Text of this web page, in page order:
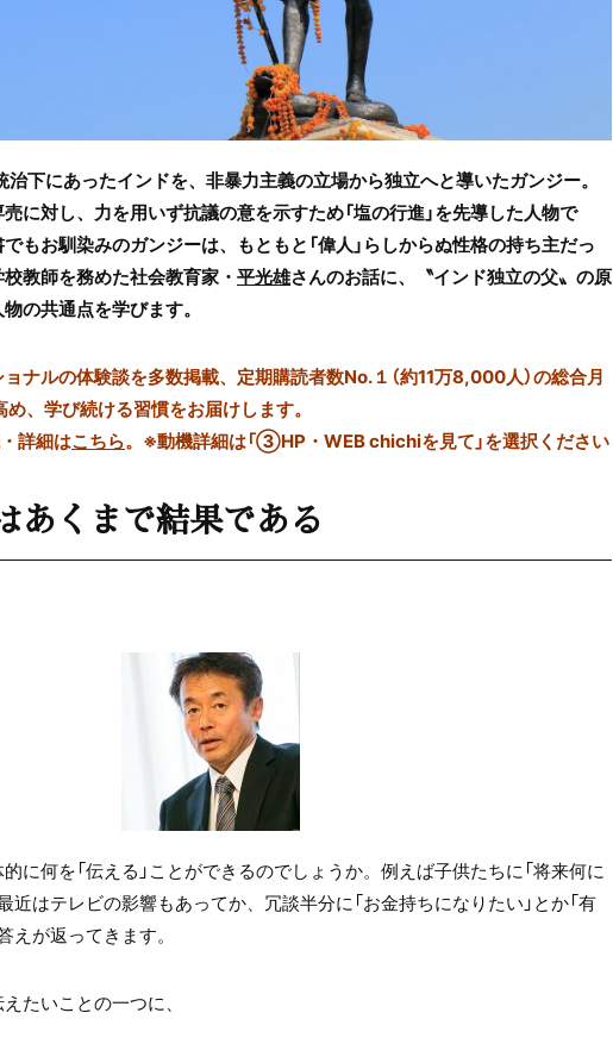
下にあったインドを、非暴力主義の立場から独立へと導いたガンジー。
に対し、力を用いず抗議の意を示すため「塩の行進」を先導した人物で
もお馴染みのガンジーは、もともと「偉人」らしからぬ性格の持ち主だっ
教師を務めた社会教育家・ 平光雄さんのお話に、〝インド独立の父〟の原
の共通点を学びます。
ナルの体験談を多数掲載、定期購読者数No.１（約11万8,000人）の総合月
め、学び続ける習慣をお届けします。
詳細はこちら。 ※動機詳細は「③HP・WEB chichiを見て」を選択ください
あくまで結果である
に何を「伝える」ことができるのでしょうか。例えば子供たちに「将来何に
近はテレビの影響もあってか、冗談半分に「お金持ちになりたい」とか「有
えが返ってきます。
たいことの一つに、